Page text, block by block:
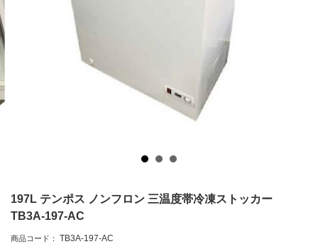
197L テンポス ノンフロン 三温度帯冷凍ストッカー
TB3A-197-AC
商品コード： TB3A-197-AC